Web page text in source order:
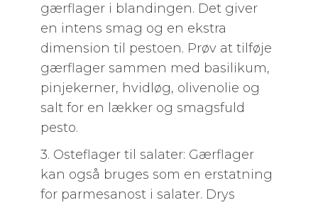
gærflager i blandingen. Det giver
en intens smag og en ekstra
dimension til pestoen. Prøv at tilføje
gærflager sammen med basilikum,
pinjekerner, hvidløg, olivenolie og
salt for en lækker og smagsfuld
pesto.
3. Osteflager til salater: Gærflager
kan også bruges som en erstatning
for parmesanost i salater. Drys